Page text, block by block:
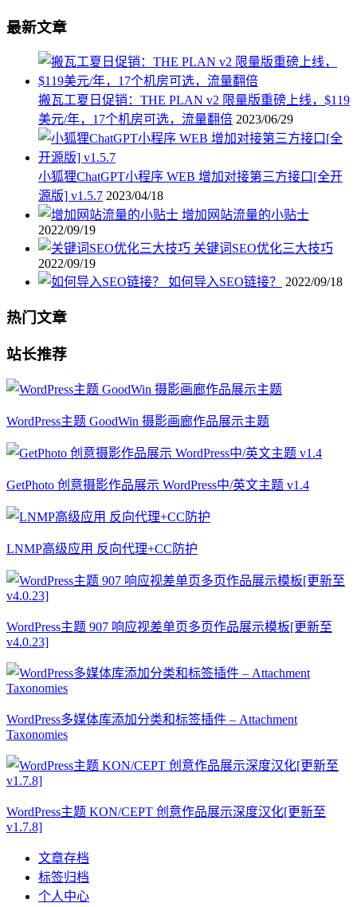
最新文章
搬瓦工夏日促销：THE PLAN v2 限量版重磅上线，$119
美元/年，17个机房可选，流量翻倍 2023/06/29
小狐狸ChatGPT小程序 WEB 增加对接第三方接口[全开
源版] v1.5.7 2023/04/18
增加网站流量的小贴士
2022/09/19
关键词SEO优化三大技巧
2022/09/19
如何导入SEO链接？
2022/09/18
热门文章
站长推荐
WordPress主题 GoodWin 摄影画廊作品展示主题
GetPhoto 创意摄影作品展示 WordPress中/英文主题 v1.4
LNMP高级应用 反向代理+CC防护
WordPress主题 907 响应视差单页多页作品展示模板[更新至
v4.0.23]
WordPress多媒体库添加分类和标签插件 – Attachment
Taxonomies
WordPress主题 KON/CEPT 创意作品展示深度汉化[更新至
v1.7.8]
文章存档
标签归档
个人中心